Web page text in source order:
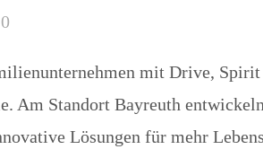
0
mit Drive, Spirit
Am Standort Bayreuth
Lösungen für mehr